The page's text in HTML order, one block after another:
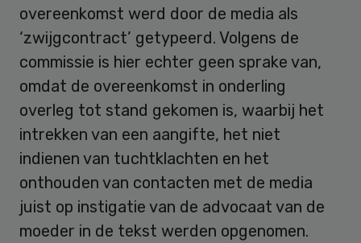
overeenkomst werd door de media als
‘zwijgcontract’ getypeerd. Volgens de
commissie is hier echter geen sprake van,
omdat de overeenkomst in onderling
overleg tot stand gekomen is, waarbij het
intrekken van een aangifte, het niet
indienen van tuchtklachten en het
onthouden van contacten met de media
juist op instigatie van de advocaat van de
moeder in de tekst werden opgenomen.